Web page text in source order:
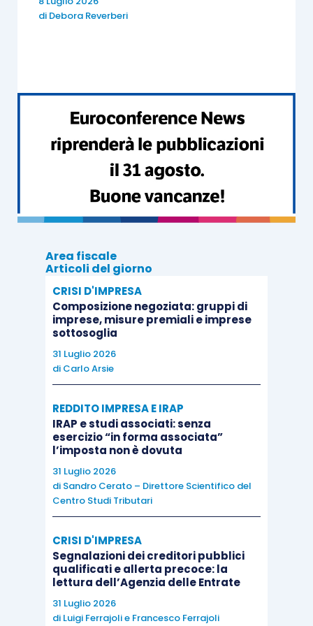
21/2022un credito d’imposta in misura pari al
netto di imposte ed eventuali sussidi,superiore
al 30%del corrispondente prezzo medio nel
primo trimestre 2019.
il credito d’imposta per “imprese
gasivore” relativo al secondo trimestre
2022, ai sensi dell’articolo 5 D.L. 17/2022
il nuovo credito d’imposta per imprese
diverse dalle “imprese gasivore”,
sensi dell’
Il credito d’imposta per imprese a forte
consumo di gas è destinato ai soggetti operanti
in uno dei settori di cui all’allegato 1 al D.M.
541/2021,che abbiano consumato
trimestre 2022, un quantitativo di gas naturale
per usi energetici non inferiore al 25% del
volume di gas naturale
comma 1, D.M. 541/2021, al netto dei consumi di
gas naturale impiegato in usi termoelettrici e che
superiore al 30%, del prezzo di riferimento del
di Debora Reverberi
Area fiscale
Articoli del giorno
CRISI D'IMPRESA
Composizione negoziata: gruppi di
imprese, misure premiali e imprese
sottosoglia
31 Luglio 2026
di Carlo Arsie
REDDITO IMPRESA E IRAP
IRAP e studi associati: senza
esercizio “in forma associata”
l’imposta non è dovuta
31 Luglio 2026
di Sandro Cerato – Direttore Scientifico del
Centro Studi Tributari
CRISI D'IMPRESA
Segnalazioni dei creditori pubblici
qualificati e allerta precoce: la
lettura dell’Agenzia delle Entrate
31 Luglio 2026
di Luigi Ferrajolie Francesco Ferrajoli